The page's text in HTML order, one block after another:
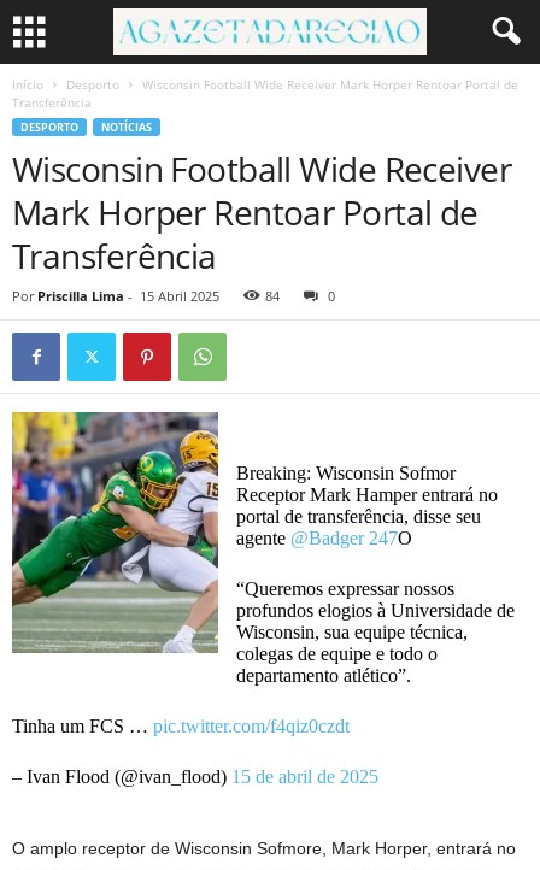
Início Desporto
Wisconsin Football Wide Receiver Mark Horper Rentoar Portal de
Transferência
DESPORTO NOTÍCIAS
Wisconsin Football Wide Receiver
Mark Horper Rentoar Portal de
Transferência
Por Priscilla Lima - 15 Abril 2025 84 0
Breaking: Wisconsin Sofmor
Receptor Mark Hamper entrará no
portal de transferência, disse seu
agente @Badger 247O
“Queremos expressar nossos
profundos elogios à Universidade de
Wisconsin, sua equipe técnica,
colegas de equipe e todo o
departamento atlético”.
Tinha um FCS … pic.twitter.com/f4qiz0czdt
– Ivan Flood (@ivan_flood) 15 de abril de 2025
O amplo receptor de Wisconsin Sofmore, Mark Horper, entrará no